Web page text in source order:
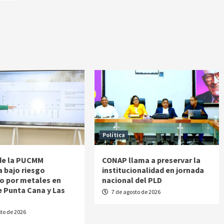
la PUCMM
bajo riesgo
por metales en
Punta Cana y Las
de 2026
Política
CONAP llama a preservar la
institucionalidad en jornada
nacional del PLD
7 de agosto de 2026